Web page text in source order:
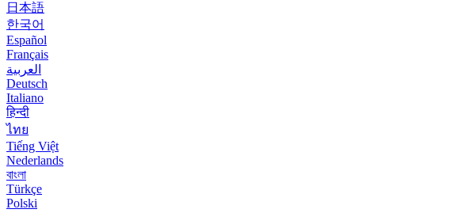
日本語
한국어
Español
Français
العربية
Deutsch
Italiano
हिन्दी
ไทย
Tiếng Việt
Nederlands
বাংলা
Türkçe
Polski